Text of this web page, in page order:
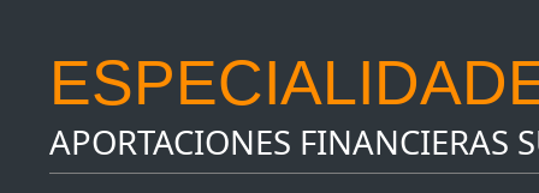
APORTACIONES FINANCIERAS